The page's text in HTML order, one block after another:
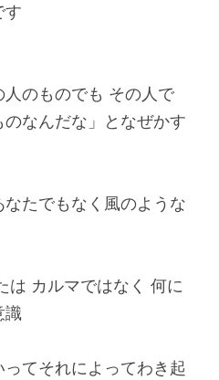
す
人のものでも その人で
なんだな」となぜかす
たでもなく風のような
は カルマではなく 何に
識
てそれによってわき起